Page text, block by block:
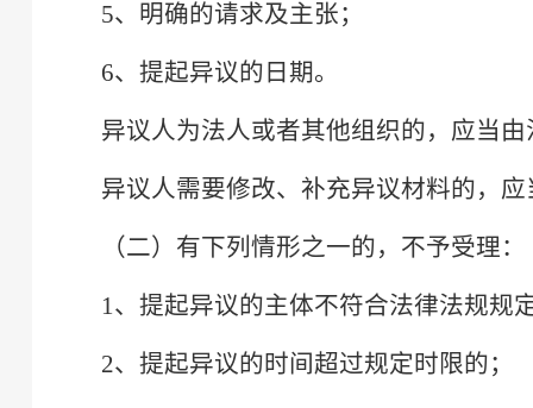
5、明确的请求及主张；
6、提起异议的日期。
异议人为法人或者其他组织的，应当
异议人需要修改、补充异议材料的，
（二）有下列情形之一的，不予受理：
1、提起异议的主体不符合法律法规规
2、提起异议的时间超过规定时限的；